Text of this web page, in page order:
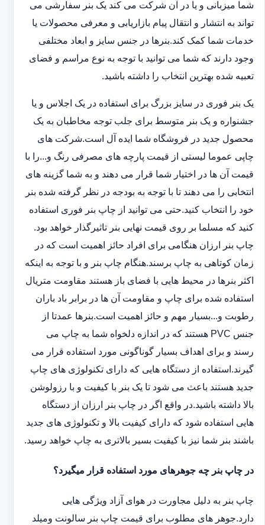
شما میزبانی و یا در آن شرکت می کند یک بنر سفارشی می
تواند به انتشار و انتقال پیام بازاریابی و معرفی محصولات یا
خدمات شما کمک کند.بنرها در جنس سایز و ابعاد مختلفی
وجود دارند که شما می توانید با توجه به نوع مراسم و فضای
تعبیه شده بهترین انتخاب را داشته باشید.
یک بنر فوری در سایز بزرگ برای استفاده در یک اجلاس و یا
جشنواره و یک بنر متوسط برای جلب توجه مخاطبان به یک
محصول جدید در فروشگاه شما ایده آل است.شرکت های
چاپی عموما لیستی از قیمت پارچه های مصرفی رنگ و...را با
قیمت آن ها در اختیار شما قرار می دهند و به شما گزینه های
انتخابی را می دهند تا با توجه به بودجه در نظر گرفته شده بنر
خود را انتخاب کنید.حتی می توانید از چاپ بنر فوری استفاده
کنید که مسلما بر روی قیمت نهایی بنر تاثیرگذار خواهد بود.
چاپ بنر ارزان هنگامی برای افراد حائز اهمیت است که در
زمان کوتاهی به چاپ برسند.هنگام چاپ بنر و با توجه به اینکه
اکثر بنرها در محیط هایی با فضای باز هستند مقاومت متریال
استفاده شده برای چاپ و مقاومت آن ها در برابر باد باران
رطوبت و...بسیار مهم و حائز اهمیت است.بنرها عمدتا از
جنس PVC هستند که در اندازه دلخواه شما به چاپ می
رسند و برای اهداف بسیار گوناگونی مورد استفاده قرار می
گیرند.استفاده از دستگاه هایی که دارای تکنولوژی های چاپ
جدید هستند باعث می شود تا یک بنر با کیفیت و با رزولوشن
بالا داشته باشید.در واقع اگر در چاپ بنر ارزان از دستگاه
هایی استفاده شود که دارای کیفیت بالا و تکنولوژی های جدید
باشند بنر شما نیز با کیفیت بسیر بالاتری به چاپ خواهد رسید.
در چاپ بنر چه جوهرهای مورد استفاده قرار میگیرد؟
چاپ بنر به دلیل مجاورت در هوای آزاد ویژگی هایی
دارد.جوهر های مطلوب برای قیمت چاپ بنر سالونت ‏و‏‏میلد